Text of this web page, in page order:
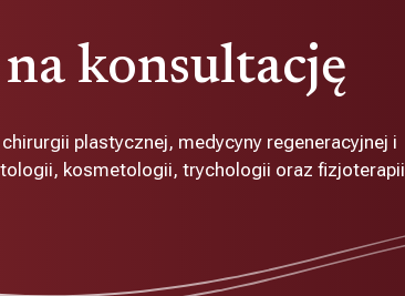
konsultację
plastycznej, medycyny regeneracyjnej i
kosmetologii, trychologii oraz fizjoterapii